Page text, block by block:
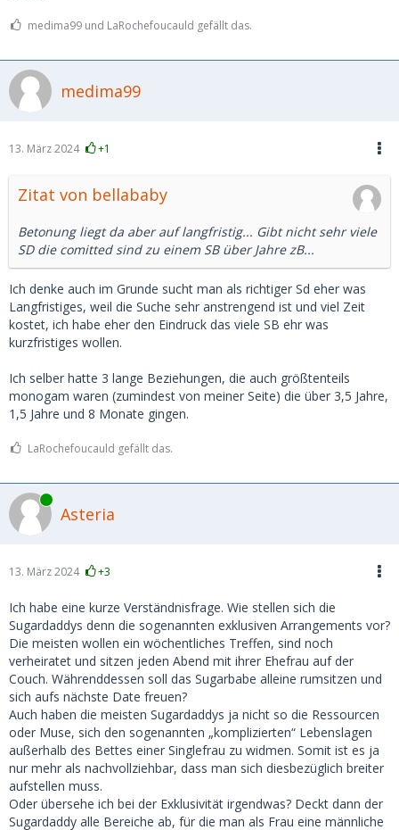
medima99 und LaRochefoucauld gefällt das.
medima99
13. März 2024 +1
Zitat von bellababy
Betonung liegt da aber auf langfristig... Gibt nicht sehr viele
SD die comitted sind zu einem SB über Jahre zB...
Ich denke auch im Grunde sucht man als richtiger Sd eher was
Langfristiges, weil die Suche sehr anstrengend ist und viel Zeit
kostet, ich habe eher den Eindruck das viele SB ehr was
kurzfristiges wollen.
Ich selber hatte 3 lange Beziehungen, die auch größtenteils
monogam waren (zumindest von meiner Seite) die über 3,5 Jahre,
1,5 Jahre und 8 Monate gingen.
LaRochefoucauld gefällt das.
Online
Asteria
13. März 2024 +3
Ich habe eine kurze Verständnisfrage. Wie stellen sich die
Sugardaddys denn die sogenannten exklusiven Arrangements vor?
Die meisten wollen ein wöchentliches Treffen, sind noch
verheiratet und sitzen jeden Abend mit ihrer Ehefrau auf der
Couch. Währenddessen soll das Sugarbabe alleine rumsitzen und
sich aufs nächste Date freuen?
Auch haben die meisten Sugardaddys ja nicht so die Ressourcen
oder Muse, sich den sogenannten „komplizierten“ Lebenslagen
außerhalb des Bettes einer Singlefrau zu widmen. Somit ist es ja
nur mehr als nachvollziehbar, dass man sich diesbezüglich breiter
aufstellen muss.
Oder übersehe ich bei der Exklusivität irgendwas? Deckt dann der
Sugardaddy alle Bereiche ab, für die man als Frau eine männliche